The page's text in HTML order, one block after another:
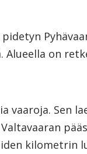
Alueella on
vaaroja. Sen
kilometrin